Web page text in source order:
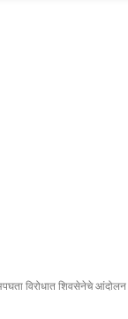
अपघता विरोधात शिवसेनेचे आंदोलन